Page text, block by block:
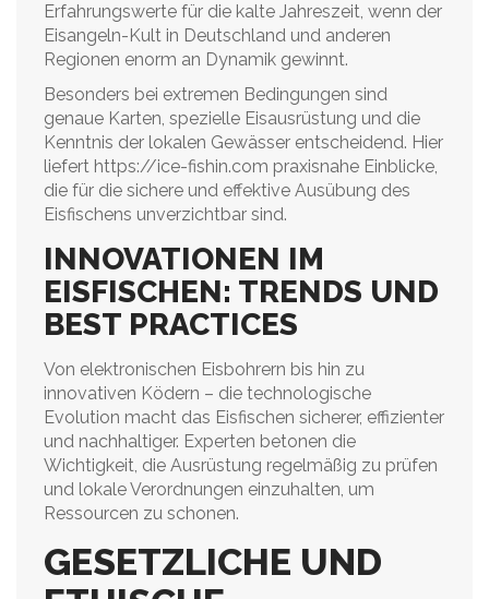
Erfahrungswerte für die kalte Jahreszeit, wenn der
Eisangeln-Kult in Deutschland und anderen
Regionen enorm an Dynamik gewinnt.
Besonders bei extremen Bedingungen sind
genaue Karten, spezielle Eisausrüstung und die
Kenntnis der lokalen Gewässer entscheidend. Hier
liefert https://ice-fishin.com praxisnahe Einblicke,
die für die sichere und effektive Ausübung des
Eisfischens unverzichtbar sind.
INNOVATIONEN IM
EISFISCHEN: TRENDS UND
BEST PRACTICES
Von elektronischen Eisbohrern bis hin zu
innovativen Ködern – die technologische
Evolution macht das Eisfischen sicherer, effizienter
und nachhaltiger. Experten betonen die
Wichtigkeit, die Ausrüstung regelmäßig zu prüfen
und lokale Verordnungen einzuhalten, um
Ressourcen zu schonen.
GESETZLICHE UND